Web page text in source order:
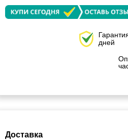
дней
Доставка